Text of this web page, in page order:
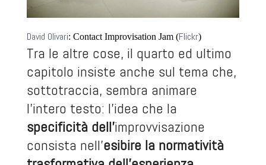
David Olivari: Contact Improvisation Jam (Flickr)
Tra le altre cose, il quarto ed ultimo
capitolo insiste anche sul tema che,
sottotraccia, sembra animare
l’intero testo: l’idea che la
specificità dell’improvvisazione
consista nell’esibire la normatività